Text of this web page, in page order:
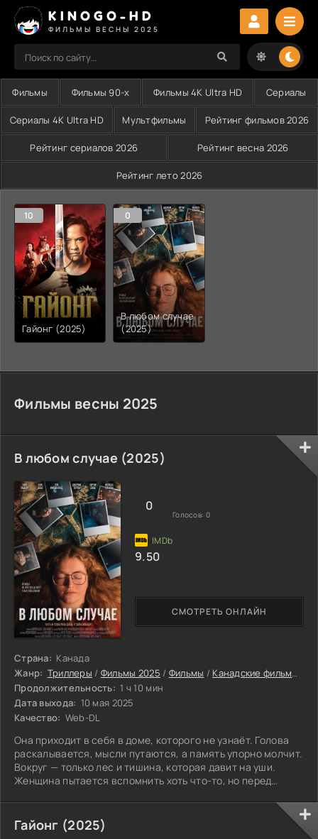
KINOGO-HD
ФИЛЬМЫ ВЕСНЫ 2025
Фильмы Фильмы 90-х Фильмы 4K Ultra HD Сериалы
Сериалы 4K Ultra HD Мультфильмы Рейтинг фильмов 2026
Рейтинг сериалов 2026 Рейтинг весна 2026
Рейтинг лето 2026
10
Гайонг (2025)
0
В любом случае
(2025)
Фильмы весны 2025
В любом случае (2025)
Страна: Канада
Жанр: Триллеры / Фильмы 2025 / Фильмы / Канадские фильмы
Продолжительность: 1 ч 10 мин
Дата выхода: 10 мая 2025
Качество: Web-DL
Она приходит в себя в доме, которого не узнаёт. Голова
раскалывается, мысли путаются, а память упорно молчит.
Вокруг — только лес и тишина, которая давит на уши.
Женщина пытается вспомнить хоть что-то, но перед
СМОТРЕТЬ ОНЛАЙН
0
Голосов: 0
9.50
Гайонг (2025)